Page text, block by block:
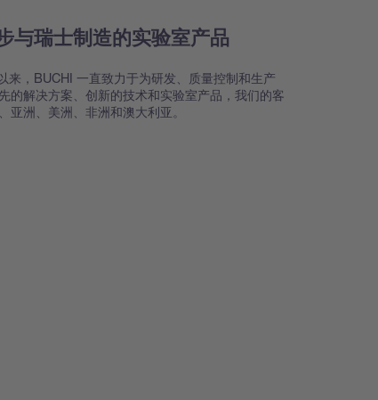
与瑞士制造的实验室产品
来，BUCHI 一直致力于为研发、质量控制和生产
的解决方案、创新的技术和实验室产品，我们的客
亚洲、美洲、非洲和澳大利亚。